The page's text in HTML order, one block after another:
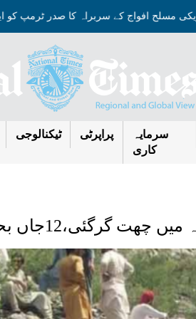
امریکی مسلح افواج کے سربراہ کا صدر ٹرمپ
سرمایہ
کاری
پراپرٹی ٹیکنالوجی
گرگئی،12جاں بحق